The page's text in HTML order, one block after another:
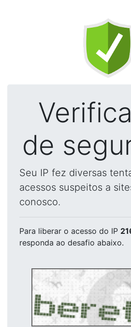
de
Seu IP fez diversas
acessos suspeitos a
conosco.
Para liberar o acesso do IP
responda ao desafio abaixo.